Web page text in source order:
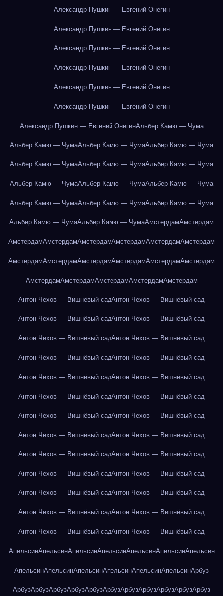
Александр Пушкин — Евгений Онегин
Александр Пушкин — Евгений Онегин
Александр Пушкин — Евгений Онегин
Александр Пушкин — Евгений Онегин
Александр Пушкин — Евгений Онегин
Александр Пушкин — Евгений Онегин
Александр Пушкин — Евгений ОнегинАльбер Камю — Чума
Альбер Камю — ЧумаАльбер Камю — ЧумаАльбер Камю — Чума
Альбер Камю — ЧумаАльбер Камю — ЧумаАльбер Камю — Чума
Альбер Камю — ЧумаАльбер Камю — ЧумаАльбер Камю — Чума
Альбер Камю — ЧумаАльбер Камю — ЧумаАльбер Камю — Чума
Альбер Камю — ЧумаАльбер Камю — ЧумаАмстердамАмстердам
АмстердамАмстердамАмстердамАмстердамАмстердамАмстердам
АмстердамАмстердамАмстердамАмстердамАмстердамАмстердам
АмстердамАмстердамАмстердамАмстердамАмстердам
Антон Чехов — Вишнёвый садАнтон Чехов — Вишнёвый сад
Антон Чехов — Вишнёвый садАнтон Чехов — Вишнёвый сад
Антон Чехов — Вишнёвый садАнтон Чехов — Вишнёвый сад
Антон Чехов — Вишнёвый садАнтон Чехов — Вишнёвый сад
Антон Чехов — Вишнёвый садАнтон Чехов — Вишнёвый сад
Антон Чехов — Вишнёвый садАнтон Чехов — Вишнёвый сад
Антон Чехов — Вишнёвый садАнтон Чехов — Вишнёвый сад
Антон Чехов — Вишнёвый садАнтон Чехов — Вишнёвый сад
Антон Чехов — Вишнёвый садАнтон Чехов — Вишнёвый сад
Антон Чехов — Вишнёвый садАнтон Чехов — Вишнёвый сад
Антон Чехов — Вишнёвый садАнтон Чехов — Вишнёвый сад
Антон Чехов — Вишнёвый садАнтон Чехов — Вишнёвый сад
Антон Чехов — Вишнёвый садАнтон Чехов — Вишнёвый сад
АпельсинАпельсинАпельсинАпельсинАпельсинАпельсинАпельсин
АпельсинАпельсинАпельсинАпельсинАпельсинАпельсинАрбуз
АрбузАрбузАрбузАрбузАрбузАрбузАрбузАрбузАрбузАрбузАрбуз